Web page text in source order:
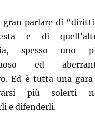
gran parlare di
e di
spesso uno
ed
Ed è tutta una
più solerti
e difenderli.